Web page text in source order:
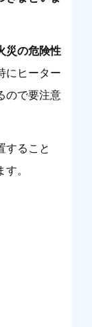
災の危険性
にヒーター
ので要注意
すること
。